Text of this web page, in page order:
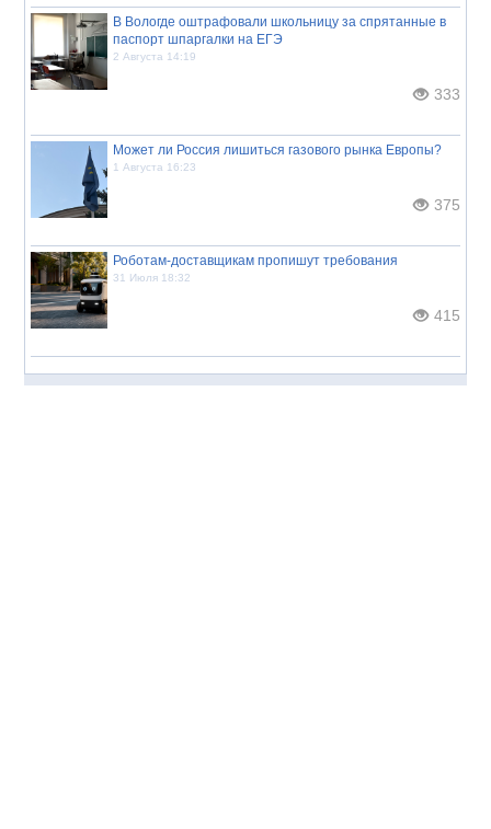
В Вологде оштрафовали школьницу за спрятанные в
паспорт шпаргалки на ЕГЭ
2 Августа 14:19
333
Может ли Россия лишиться газового рынка Европы?
1 Августа 16:23
375
Роботам-доставщикам пропишут требования
31 Июля 18:32
415